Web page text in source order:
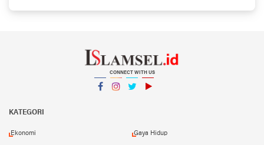
CONNECT WITH US
KATEGORI
Ekonomi Gaya Hidup